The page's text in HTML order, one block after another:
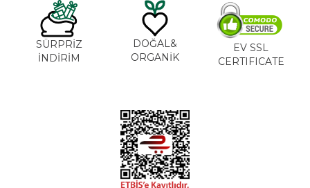
SÜRPRİZ
İNDİRİM
DOĞAL&
ORGANİK
EV SSL
CERTIFICATE